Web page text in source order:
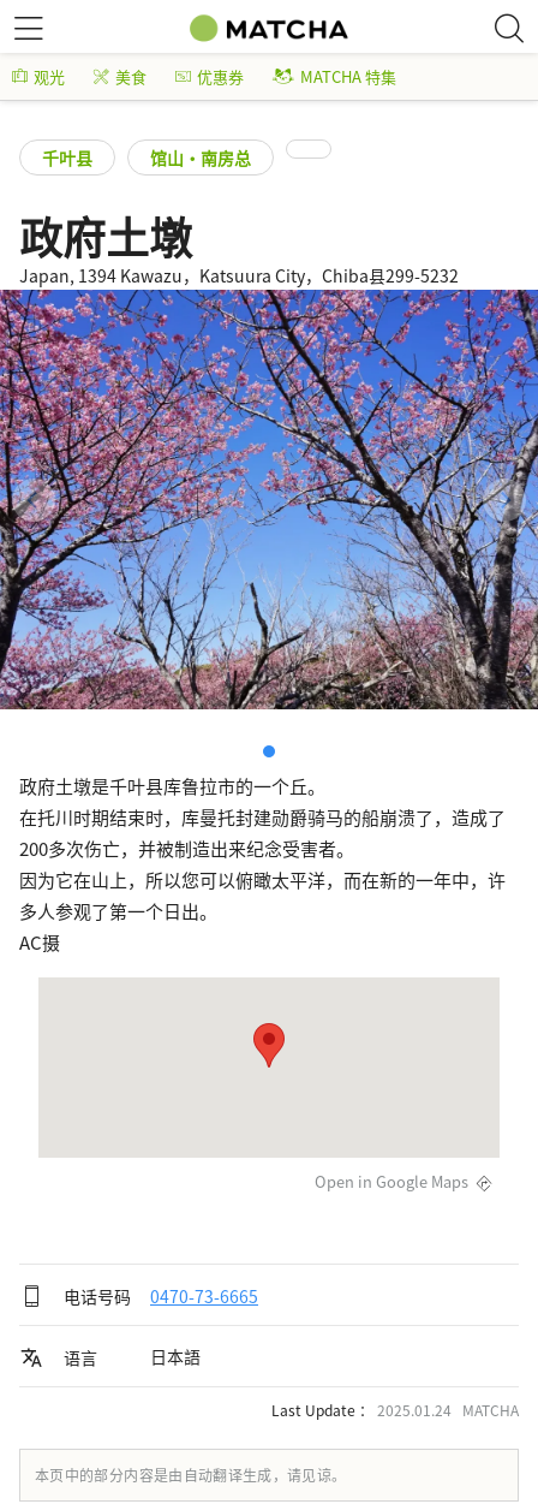
观光 美食 优惠券 MATCHA 特集
千叶县 馆山・南房总
政府土墩
Japan, 1394 Kawazu，Katsuura City，Chiba县299-5232
政府土墩是千叶县库鲁拉市的一个丘。
在托川时期结束时，库曼托封建勋爵骑马的船崩溃了，造成了
200多次伤亡，并被制造出来纪念受害者。
因为它在山上，所以您可以俯瞰太平洋，而在新的一年中，许
多人参观了第一个日出。
AC摄
Open in Google Maps
电话号码 0470-73-6665
语言 日本語
Last Update ： 2025.01.24 MATCHA
本页中的部分内容是由自动翻译生成，请见谅。